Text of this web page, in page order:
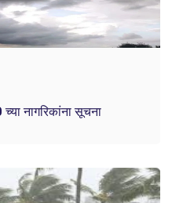
नागरिकांना सूचना